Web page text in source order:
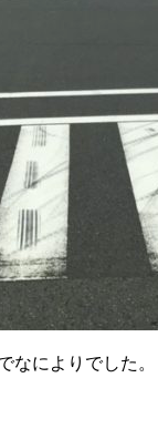
によりでした